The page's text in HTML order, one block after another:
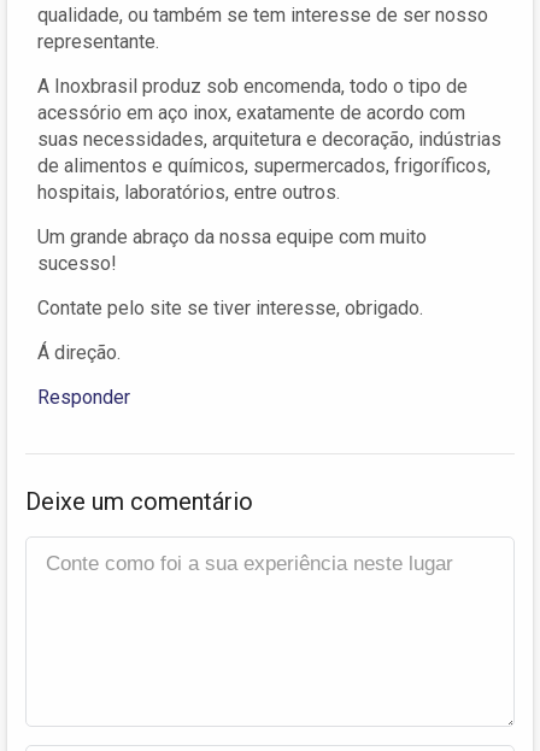
qualidade, ou também se tem interesse de ser nosso
representante.
A Inoxbrasil produz sob encomenda, todo o tipo de
acessório em aço inox, exatamente de acordo com
suas necessidades, arquitetura e decoração, indústrias
de alimentos e químicos, supermercados, frigoríficos,
hospitais, laboratórios, entre outros.
Um grande abraço da nossa equipe com muito
sucesso!
Contate pelo site se tiver interesse, obrigado.
Á direção.
Responder
Deixe um comentário